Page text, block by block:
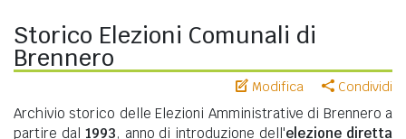
Storico Elezioni Comunali di
Brennero
Modifica Condividi
Archivio storico delle Elezioni Amministrative di Brennero a
partire dal 1993, anno di introduzione dell'elezione diretta